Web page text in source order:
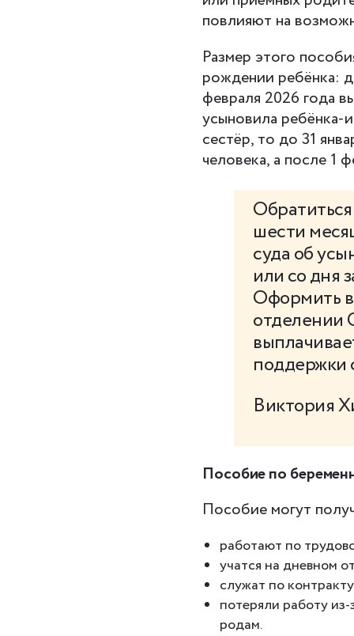
повлияют на
Размер этого
рождении ребёнка:
февраля 2026 года
усыновила ребёнка-
сестёр, то до 31
человека, а после 1
шести
суда об
или со дня
Оформить
отделении
поддержки
Виктория
Пособие по
Пособие могут
работают по
учатся на дневном
служат по
потеряли работу
родам.